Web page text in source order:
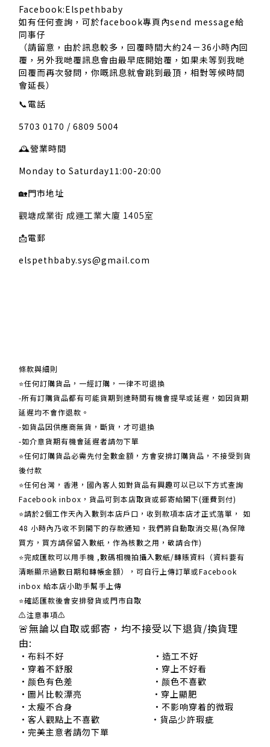
Facebook:Elspethbaby
如有任何查詢，可於facebook專頁內send message給
同事仔
（請留意，由於訊息較多，回覆時間大約24－36小時內回
覆，另外我哋覆訊息會由最早底開始覆，如果未等到我哋
回覆而再次發問，你嘅訊息就會跳到最頂，相對等候時間
會延長）
📞電話
5703 0170 / 6809 5004
🕰️營業時間
Monday to Saturday11:00-20:00
🏡門市地址
觀塘成業街 成運工業大廈 1405室
📩電郵
elspethbaby.sys@gmail.com
條款與細則
⭐任何訂購貨品，一經訂購，一律不可退換
-所有訂購貨品都有可能貨期到達時間有機會提早或延遲，如因貨期
延遲均不會作退款。
-如貨品因供應商無貨，斷貨，才可退換
-如介意貨期有機會延遲者請勿下單
⭐任何訂購貨品必需先付全數金額，方會安排訂購貨品，不接受到貨
後付款
⭐任何台灣，香港，國內客人如對貨品有興趣可以已以下方式查詢
Facebook inbox，貨品可到本店取貨或郵寄給閣下(運費到付)
​​⭐請於2個工作天內入數到本店戶口，收到款項本店才正式落單， 如
48 小時內乃收不到閣下的存款通知，我們將自動取消交易(為保障
買方，買方請保留入數紙，作為核數之用，敬請合作)
⭐完成匯款可以用手機 ,數碼相機拍攝入數紙/轉賬資料（資料要有
清晰顯示過數日期和轉帳金額），可自行上傳訂單或Facebook
inbox 給本店小助手幫手上傳
⭐確認匯款後會安排發貨或門市自取
⚠注意事項⚠
🚨無論以自取或郵寄，均不接受以下退貨/換貨理
由:
•布料不好 •造工不好
•穿着不舒服 •穿上不好看
•颜色有色差 •颜色不喜歡
•圖片比較漂亮 •穿上顯肥
•太瘦不合身 •不影响穿着的微瑕
•客人觀點上不喜歡 •貨品少許瑕疵
•完美主意者請勿下單